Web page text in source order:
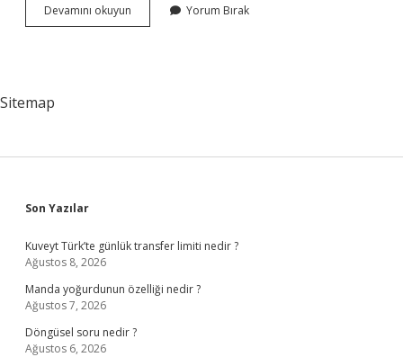
Devamını okuyun
Ya
Yorum Bırak
Sitemap
Sidebar
Son Yazılar
Kuveyt Türk’te günlük transfer limiti nedir ?
Ağustos 8, 2026
Manda yoğurdunun özelliği nedir ?
Ağustos 7, 2026
Döngüsel soru nedir ?
Ağustos 6, 2026